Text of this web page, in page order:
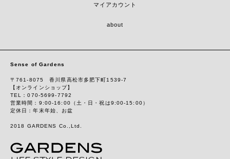
マイアカウント
about
Sense of Gardens
〒761-8075 香川県高松市多肥下町1539-7
【オンラインショップ】
TEL：070-5699-7792
営業時間：9:00-16:00（土・日・祝は9:00-15:00）
定休日：年末年始、お盆
2018 GARDENS Co.,Ltd.